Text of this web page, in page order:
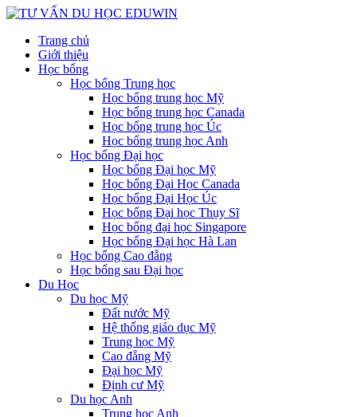
Trang chủ
Giới thiệu
Học bổng
Học bổng Trung học
Học bổng trung học Mỹ
Học bổng trung học Canada
Học bổng trung học Úc
Học bổng trung học Anh
Học bổng Đại học
Học bổng Đại học Mỹ
Học bổng Đại Học Canada
Học bổng Đại Học Úc
Học bổng Đại học Thụy Sĩ
Học bổng đại học Singapore
Học bổng Đại học Hà Lan
Học bổng Cao đẵng
Học bổng sau Đại học
Du Học
Du học Mỹ
Đất nước Mỹ
Hệ thống giáo dục Mỹ
Trung học Mỹ
Cao đẵng Mỹ
Đại học Mỹ
Định cư Mỹ
Du học Anh
Trung học Anh